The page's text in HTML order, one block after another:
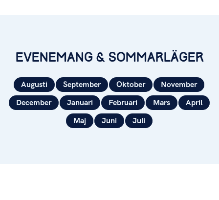
EVENEMANG & SOMMARLÄGER
Augusti September Oktober
November
December
Januari Februari Mars
April
Maj
Juni Juli